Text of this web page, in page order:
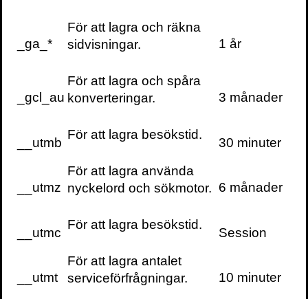
_ga_*
För att lagra och räkna
sidvisningar.
1 år
_gcl_au
För att lagra och spåra
konverteringar.
3 månader
__utmb
För att lagra besökstid.
30 minuter
__utmz
För att lagra använda
nyckelord och sökmotor. 6 månader
__utmc
För att lagra besökstid.
Session
__utmt
För att lagra antalet
serviceförfrågningar.
10 minuter